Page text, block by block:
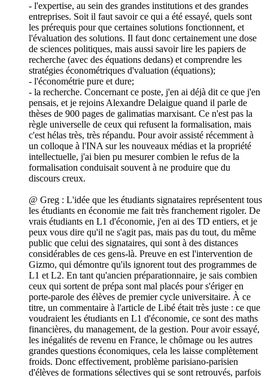
- l'expertise, au sein des grandes institutions et des grandes
entreprises. Soit il faut savoir ce qui a été essayé, quels sont
les prérequis pour que certaines solutions fonctionnent, et
l'évaluation des solutions. Il faut donc certainement une dose
de sciences politiques, mais aussi savoir lire les papiers de
recherche (avec des équations dedans) et comprendre les
stratégies économétriques d'valuation (équations);
- l'économétrie pure et dure;
- la recherche. Concernant ce poste, j'en ai déjà dit ce que j'en
pensais, et je rejoins Alexandre Delaigue quand il parle de
thèses de 900 pages de galimatias marxisant. Ce n'est pas la
règle universelle de ceux qui refusent la formalisation, mais
c'est hélas très, très répandu. Pour avoir assisté récemment à
un colloque à l'INA sur les nouveaux médias et la propriété
intellectuelle, j'ai bien pu mesurer combien le refus de la
formalisation conduisait souvent à ne produire que du
discours creux.
@ Greg : L'idée que les étudiants signataires représentent tous
les étudiants en économie me fait très franchement rigoler. De
vrais étudiants en L1 d'économie, j'en ai des TD entiers, et je
peux vous dire qu'il ne s'agit pas, mais pas du tout, du même
public que celui des signataires, qui sont à des distances
considérables de ces gens-là. Preuve en est l'intervention de
Gizmo, qui démontre qu'ils ignorent tout des programmes de
L1 et L2. En tant qu'ancien préparationnaire, je sais combien
ceux qui sortent de prépa sont mal placés pour s'ériger en
porte-parole des élèves de premier cycle universitaire. À ce
titre, un commentaire à l'article de Libé était très juste : ce que
voudraient les étudiants en L1 d'économie, ce sont des maths
financières, du management, de la gestion. Pour avoir essayé,
les inégalités de revenu en France, le chômage ou les autres
grandes questions économiques, cela les laisse complètement
froids. Donc effectivement, problème parisiano-parisien
d'élèves de formations sélectives qui se sont retrouvés, parfois